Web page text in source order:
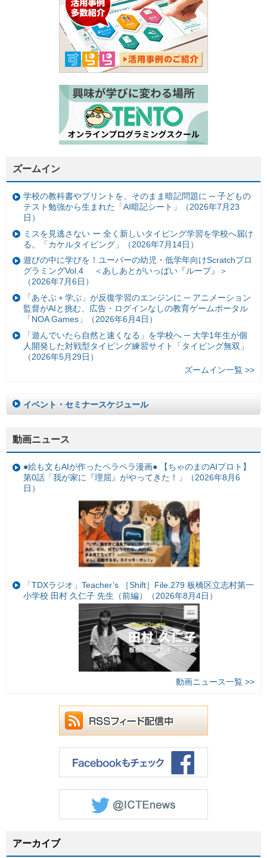
ズームイン
学校の教科書やプリントを、そのまま暗記問題に ─ 子どもの
テスト勉強から生まれた「AI暗記シート」（2026年7月23
日）
ミスを見逃さない ー 全く新しいタイピング学習を学校へ届け
る。「カケルタイピング」（2026年7月14日）
遊びの中に学びを！ユーバーの幼児・低学年向けScratchプロ
グラミングVol.4 ＜あしあとがいっぱい『ループ』＞
（2026年7月6日）
「あそぶ＋学ぶ」が反復学習のエンジンに ─ アニメーション
監督がAIと挑む、広告・ログインなしの教育ゲームポータル
「NOA Games」（2026年6月4日）
「遊んでいたら自然と速くなる」を学校へ ─ 大学1年生が個
人開発した対戦型タイピング練習サイト「タイピング無双」
（2026年5月29日）
ズームイン一覧 >>
イベント・セミナースケジュール
動画ニュース
●絵も文もAIが作ったペラペラ漫画● 【ちゃのまのAIプロト】
第0話「我が家に『理屈』がやってきた！」（2026年8月6
日）
「TDXラジオ」Teacher’s ［Shift］File.279 板橋区立志村第一
小学校 田村 久仁子 先生（前編）（2026年8月4日）
動画ニュース一覧 >>
アーカイブ